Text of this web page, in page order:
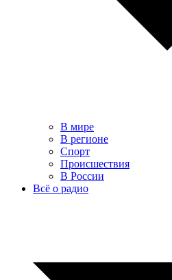
В мире
В регионе
Спорт
Происшествия
В России
Всё о радио